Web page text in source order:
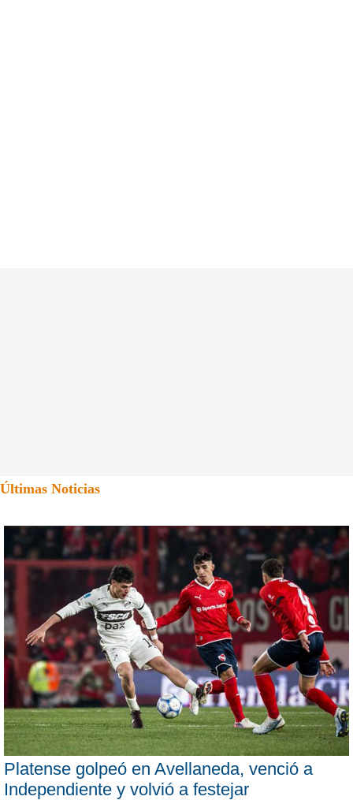
Últimas Noticias
Platense golpeó en Avellaneda, venció a
Independiente y volvió a festejar